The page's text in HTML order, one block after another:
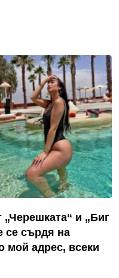
и „Биг
се сърдя на
мой адрес, всеки